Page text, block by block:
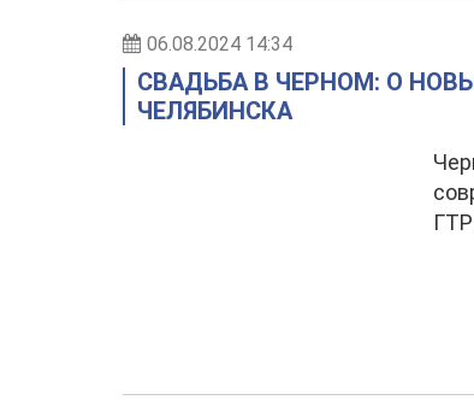
06.08.2024 14:34
СВАДЬБА В ЧЕРНОМ: О
ЧЕЛЯБИНСКА